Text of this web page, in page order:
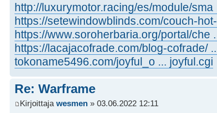
http://luxurymotor.racing/es/module/sma
https://setewindowblinds.com/couch-
https://www.soroherbaria.org/portal/che
https://lacajacofrade.com/blog-cofrade/
tokoname5496.com/joyful_o ... joyful.cgi
Re: Warframe
Kirjoittaja wesmen » 03.06.2022 12:11